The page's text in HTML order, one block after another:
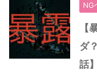
NG
【
ダ
話】